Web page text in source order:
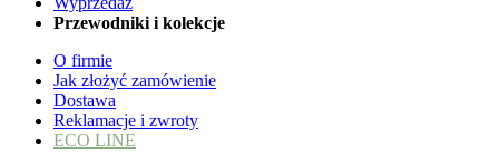
Przewodniki i kolekcje
O firmie
Jak złożyć zamówienie
Dostawa
Reklamacje i zwroty
ECO LINE